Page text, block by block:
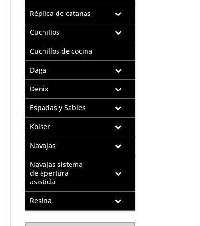
Réplica de catanas
Cuchillos
Cuchillos de cocina
Daga
Denix
Espadas y Sables
Kolser
Navajas
Navajas sistema
de apertura
asistida
Resina